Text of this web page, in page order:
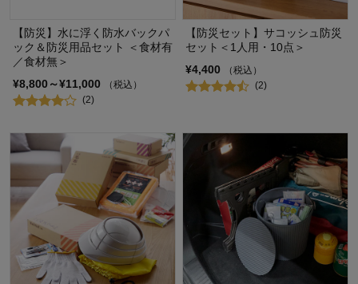
【防災】水に浮く防水バックパ
ック＆防災用品セット ＜食材有
／食材無＞
¥8,800～¥11,000
（税込）
(2)
【防災セット】サコッシュ防災
セット＜1人用・10点＞
¥4,400
（税込）
(2)